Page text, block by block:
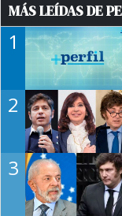
MÁS LEÍDAS DE
1
2
3